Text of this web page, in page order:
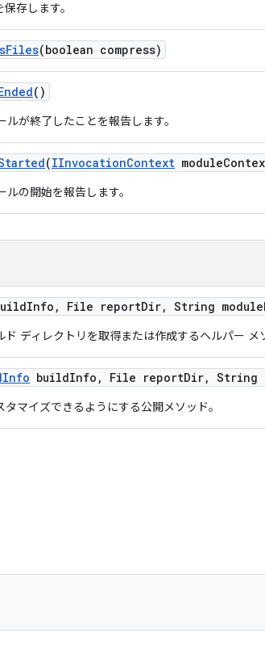
存します。
Files(boolean compress)
()
ルが終了したことを報告します。
(IInvocationContext module
ルの開始を報告します。
Info , File reportDir, String module
ディレクトリを取得または作成するヘルパー メ
Info buildInfo , File reportDir, String
マイズできるようにする公開メソッド。